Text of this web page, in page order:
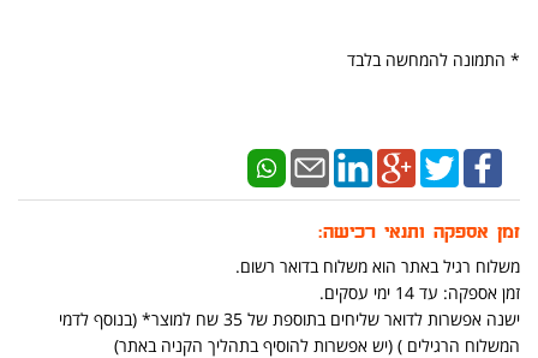
* התמונה להמחשה בלבד
זמן אספקה ותנאי רכישה:
משלוח רגיל באתר הוא משלוח בדואר רשום.
זמן אספקה: עד 14 ימי עסקים.
ישנה אפשרות לדואר שליחים בתוספת של 35 שח למוצר* (בנוסף לדמי
המשלוח הרגילים ) (יש אפשרות להוסיף בתהליך הקניה באתר)